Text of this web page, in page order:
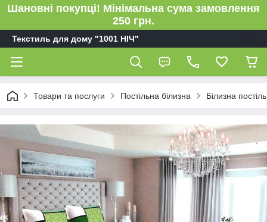
Шановні покупці! Мінімальна сума замовлення
250 грн.
Текстиль для дому "1001 НІЧ"
Товари та послуги Постільна білизна Білизна